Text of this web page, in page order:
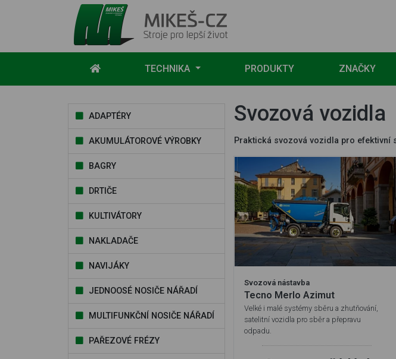
TECHNIKA PRODUKTY ZNAČKY
ADAPTÉRY
AKUMULÁTOROVÉ VÝROBKY
BAGRY
DRTIČE
KULTIVÁTORY
NAKLADAČE
NAVIJÁKY
JEDNOOSÉ NOSIČE NÁŘADÍ
MULTIFUNKČNÍ NOSIČE NÁŘADÍ
PAŘEZOVÉ FRÉZY
Svozová vozidla
Praktická svozová vozidla pro efektivní
Svozová nástavba
Tecno Merlo Azimut
Velké i malé systémy sběru a zhutňování,
satelitní vozidla pro sběr a přepravu
odpadu.